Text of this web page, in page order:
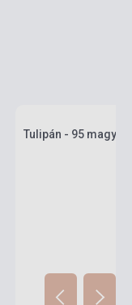
Tulipán - 95 magyar